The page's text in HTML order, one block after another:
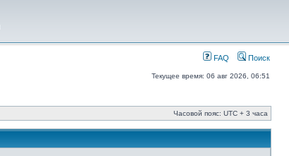
FAQ Поиск
Текущее время: 06 авг 2026, 06:51
Часовой пояс: UTC + 3 часа